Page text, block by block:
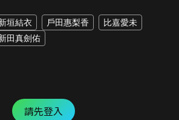
垣結衣 戶田惠梨香
比嘉愛未
田真劍佑
請先登入